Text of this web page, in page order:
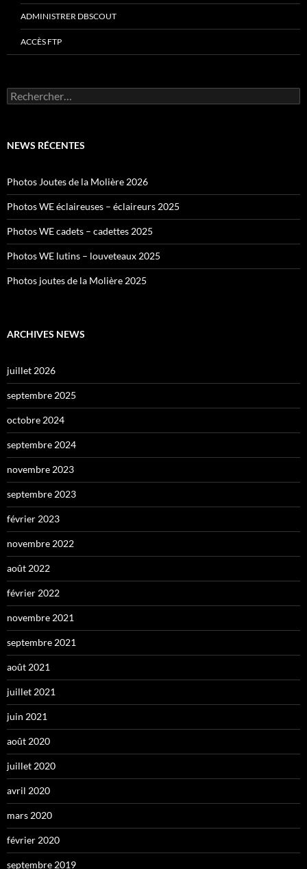
ADMINISTRER DBSCOUT
ACCÈS FTP
Rechercher :
NEWS RÉCENTES
Photos Joutes de la Molière 2026
Photos WE éclaireuses – éclaireurs 2025
Photos WE cadets – cadettes 2025
Photos WE lutins – louveteaux 2025
Photos joutes de la Molière 2025
ARCHIVES NEWS
juillet 2026
septembre 2025
octobre 2024
septembre 2024
novembre 2023
septembre 2023
février 2023
novembre 2022
août 2022
février 2022
novembre 2021
septembre 2021
août 2021
juillet 2021
juin 2021
août 2020
juillet 2020
avril 2020
mars 2020
février 2020
septembre 2019